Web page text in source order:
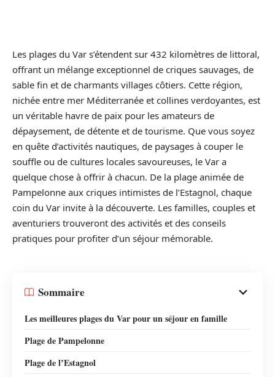
Les plages du Var s’étendent sur 432 kilomètres de littoral,
offrant un mélange exceptionnel de criques sauvages, de
sable fin et de charmants villages côtiers. Cette région,
nichée entre mer Méditerranée et collines verdoyantes, est
un véritable havre de paix pour les amateurs de
dépaysement, de détente et de tourisme. Que vous soyez
en quête d’activités nautiques, de paysages à couper le
souffle ou de cultures locales savoureuses, le Var a
quelque chose à offrir à chacun. De la plage animée de
Pampelonne aux criques intimistes de l’Estagnol, chaque
coin du Var invite à la découverte. Les familles, couples et
aventuriers trouveront des activités et des conseils
pratiques pour profiter d’un séjour mémorable.
Sommaire
Les meilleures plages du Var pour un séjour en famille
Plage de Pampelonne
Plage de l’Estagnol